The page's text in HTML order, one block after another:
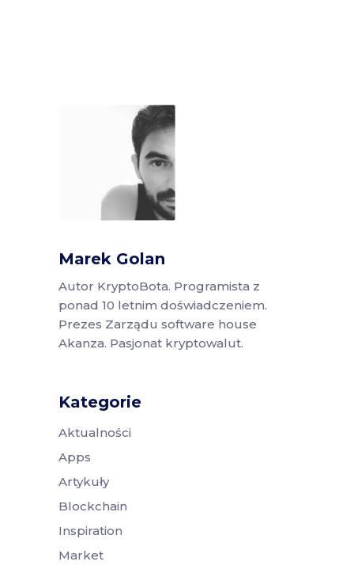
Marek Golan
Autor KryptoBota. Programista z
ponad 10 letnim doświadczeniem.
Prezes Zarządu software house
Akanza. Pasjonat kryptowalut.
Kategorie
Aktualności
Apps
Artykuły
Blockchain
Inspiration
Market